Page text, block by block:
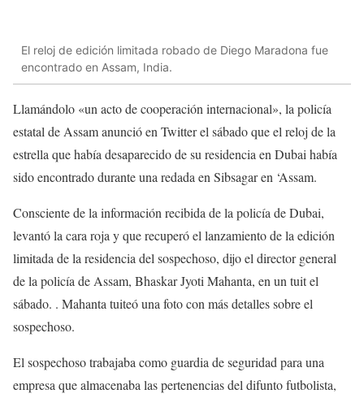
El reloj de edición limitada robado de Diego Maradona fue
encontrado en Assam, India.
Llamándolo «un acto de cooperación internacional», la policía
estatal de Assam anunció en Twitter el sábado que el reloj de la
estrella que había desaparecido de su residencia en Dubai había
sido encontrado durante una redada en Sibsagar en ‘Assam.
Consciente de la información recibida de la policía de Dubai,
levantó la cara roja y que recuperó el lanzamiento de la edición
limitada de la residencia del sospechoso, dijo el director general
de la policía de Assam, Bhaskar Jyoti Mahanta, en un tuit el
sábado. . Mahanta tuiteó una foto con más detalles sobre el
sospechoso.
El sospechoso trabajaba como guardia de seguridad para una
empresa que almacenaba las pertenencias del difunto futbolista,